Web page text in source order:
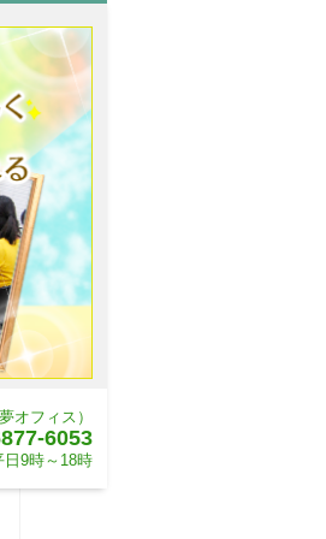
オフィス）
6053
日9時～18時